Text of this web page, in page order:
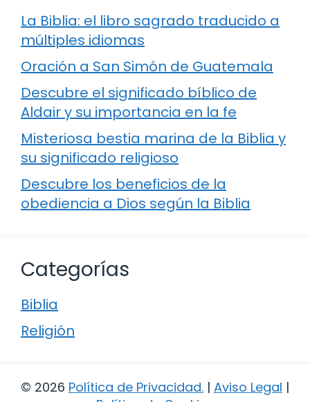
La Biblia: el libro sagrado traducido a
múltiples idiomas
Oración a San Simón de Guatemala
Descubre el significado bíblico de
Aldair y su importancia en la fe
Misteriosa bestia marina de la Biblia y
su significado religioso
Descubre los beneficios de la
obediencia a Dios según la Biblia
Categorías
Biblia
Religión
© 2026 Política de Privacidad. | Aviso Legal |